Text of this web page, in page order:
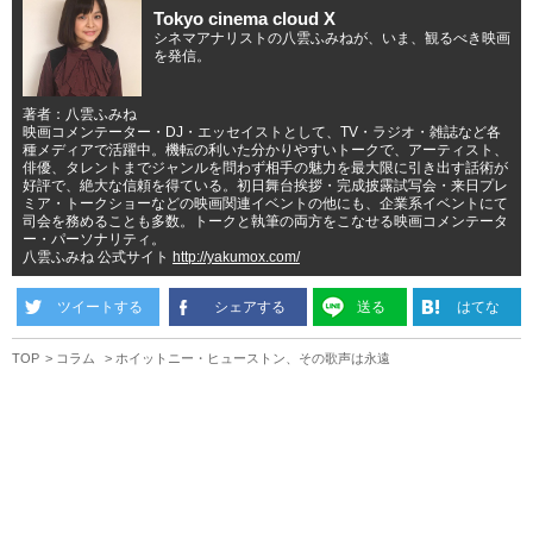
Tokyo cinema cloud X
シネマアナリストの八雲ふみねが、いま、観るべき映画
を発信。
著者：八雲ふみね
映画コメンテーター・DJ・エッセイストとして、TV・ラジオ・雑誌など各
種メディアで活躍中。機転の利いた分かりやすいトークで、アーティスト、
俳優、タレントまでジャンルを問わず相手の魅力を最大限に引き出す話術が
好評で、絶大な信頼を得ている。初日舞台挨拶・完成披露試写会・来日プレ
ミア・トークショーなどの映画関連イベントの他にも、企業系イベントにて
司会を務めることも多数。トークと執筆の両方をこなせる映画コメンテータ
ー・パーソナリティ。
八雲ふみね 公式サイト
http://yakumox.com/
ツイートする シェアする 送る はてな
TOP コラム ホイットニー・ヒューストン、その歌声は永遠